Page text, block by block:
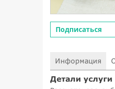
Подписаться
Информация
Детали услуги